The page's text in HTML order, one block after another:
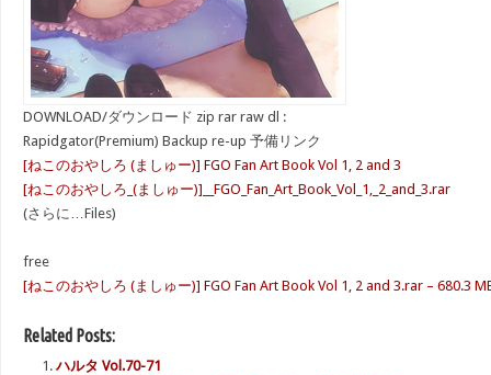
DOWNLOAD/ダウンロード zip rar raw dl :
Rapidgator(Premium) Backup re-up 予備リンク
[ねこのおやしろ (ましゅー)] FGO Fan Art Book Vol 1, 2 and 3
[ねこのおやしろ_(ましゅー)]__FGO_Fan_Art_Book_Vol_1,_2_and_3.rar
(さらに…Files)
free
[ねこのおやしろ (ましゅー)] FGO Fan Art Book Vol 1, 2 and 3.rar – 680.3
Related Posts:
ハルタ Vol.70-71